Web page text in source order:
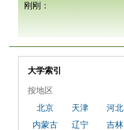
刚刚：
大学索引
按地区
北京
天津 河北
内蒙古
辽宁 吉林